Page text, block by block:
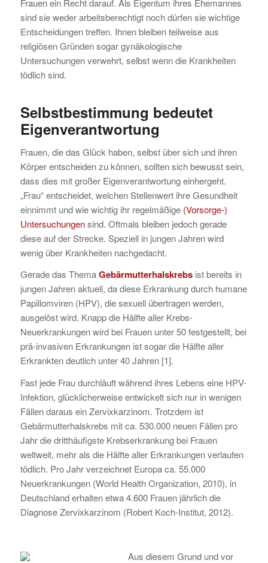
Frauen ein Recht darauf. Als Eigentum ihres Ehemannes
sind sie weder arbeitsberechtigt noch dürfen sie wichtige
Entscheidungen treffen. Ihnen bleiben teilweise aus
religiösen Gründen sogar gynäkologische
Untersuchungen verwehrt, selbst wenn die Krankheiten
tödlich sind.
Selbstbestimmung bedeutet
Eigenverantwortung
Frauen, die das Glück haben, selbst über sich und ihren
Körper entscheiden zu können, sollten sich bewusst sein,
dass dies mit großer Eigenverantwortung einhergeht.
„Frau“ entscheidet, welchen Stellenwert ihre Gesundheit
einnimmt und wie wichtig ihr regelmäßige (Vorsorge-)
Untersuchungensind. Oftmals bleiben jedoch gerade
diese auf der Strecke. Speziell in jungen Jahren wird
wenig über Krankheiten nachgedacht.
Gerade das ThemaGebärmutterhalskrebsist bereits in
jungen Jahren aktuell, da diese Erkrankung durch humane
Papillomviren (HPV), die sexuell übertragen werden,
ausgelöst wird. Knapp die Hälfte aller Krebs-
Neuerkrankungen wird bei Frauen unter 50 festgestellt, bei
prä-invasiven Erkrankungen ist sogar die Hälfte aller
Erkrankten deutlich unter 40 Jahren [1].
Fast jede Frau durchläuft während ihres Lebens eine HPV-
Infektion, glücklicherweise entwickelt sich nur in wenigen
Fällen daraus ein Zervixkarzinom. Trotzdem ist
Gebärmutterhalskrebs mit ca. 530.000 neuen Fällen pro
Jahr die dritthäufigste Krebserkrankung bei Frauen
weltweit, mehr als die Hälfte aller Erkrankungen verlaufen
tödlich. Pro Jahr verzeichnet Europa ca. 55.000
Neuerkrankungen (World Health Organization, 2010), in
Deutschland erhalten etwa 4.600 Frauen jährlich die
Diagnose Zervixkarzinom (Robert Koch-Institut, 2012).
Aus diesem Grund und vor